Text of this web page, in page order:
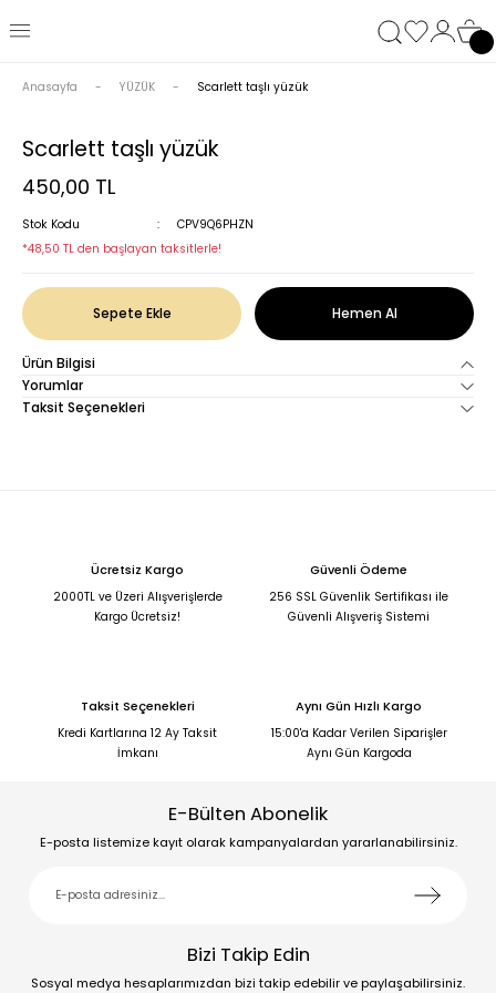
Anasayfa YÜZÜK Scarlett taşlı yüzük
Scarlett taşlı yüzük
450,00 TL
Stok Kodu
CPV9Q6PHZN
*48,50 TL den başlayan taksitlerle!
Sepete Ekle Hemen Al
Ürün Bilgisi
Yorumlar
Taksit Seçenekleri
Ücretsiz Kargo
2000TL ve Üzeri Alışverişlerde
Kargo Ücretsiz!
Güvenli Ödeme
256 SSL Güvenlik Sertifikası ile
Güvenli Alışveriş Sistemi
Taksit Seçenekleri
Kredi Kartlarına 12 Ay Taksit
İmkanı
Aynı Gün Hızlı Kargo
15:00'a Kadar Verilen Siparişler
Aynı Gün Kargoda
E-Bülten Abonelik
E-posta listemize kayıt olarak kampanyalardan yararlanabilirsiniz.
Bizi Takip Edin
Sosyal medya hesaplarımızdan bizi takip edebilir ve paylaşabilirsiniz.